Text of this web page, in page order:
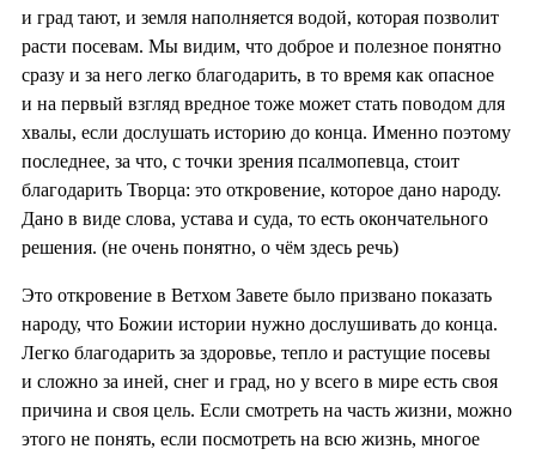
и град тают, и земля наполняется водой, которая позволит
расти посевам. Мы видим, что доброе и полезное понятно
сразу и за него легко благодарить, в то время как опасное
и на первый взгляд вредное тоже может стать поводом для
хвалы, если дослушать историю до конца. Именно поэтому
последнее, за что, с точки зрения псалмопевца, стоит
благодарить Творца: это откровение, которое дано народу.
Дано в виде слова, устава и суда, то есть окончательного
решения. (не очень понятно, о чём здесь речь)
Это откровение в Ветхом Завете было призвано показать
народу, что Божии истории нужно дослушивать до конца.
Легко благодарить за здоровье, тепло и растущие посевы
и сложно за иней, снег и град, но у всего в мире есть своя
причина и своя цель. Если смотреть на часть жизни, можно
этого не понять, если посмотреть на всю жизнь, многое